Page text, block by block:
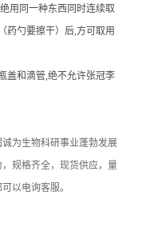
用同一种东西同时连续取
药勺要擦干）后,方可取用
盖和滴管,绝不允许张冠李
为生物科研事业蓬勃发展
规格齐全，现货供应，量
以电询客服。